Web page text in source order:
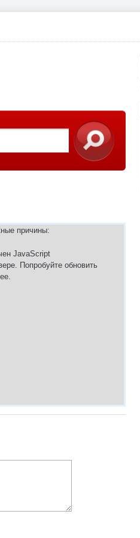
причины:
JavaScript
Попробуйте обновить